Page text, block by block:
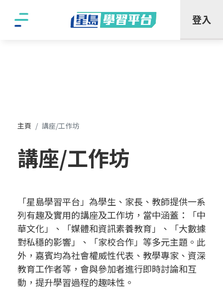
登入
主頁 講座/工作坊
講座/工作坊
「星島學習平台」為學生、家長、教師提供一系
列有趣及實用的講座及工作坊，當中涵蓋：「中
華文化」、「媒體和資訊素養教育」、「大數據
對私穩的影響」、「家校合作」等多元主題。此
外，嘉賓均為社會權威性代表、教學專家、資深
教育工作者等，會與參加者進行即時討論和互
動，提升學習過程的趣味性。